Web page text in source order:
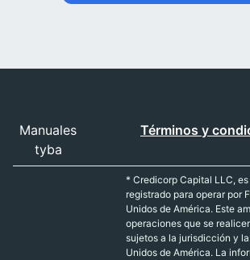
Manuales
tyba
Términos y
* Credicorp Capital LLC,
registrado para operar por
Unidos de América. Este
operaciones que se
sujetos a la jurisdicción y
Unidos de América. La